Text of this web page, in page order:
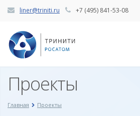
liner@triniti.ru +7 (495) 841-53-08
Проекты
Главная Проекты